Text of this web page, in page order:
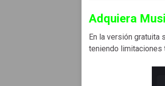
Adquiera
En la versión gratuita
teniendo limitaciones